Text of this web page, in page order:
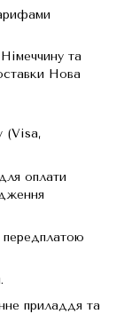
та
Нова
(Visa,
оплати
приладдя та